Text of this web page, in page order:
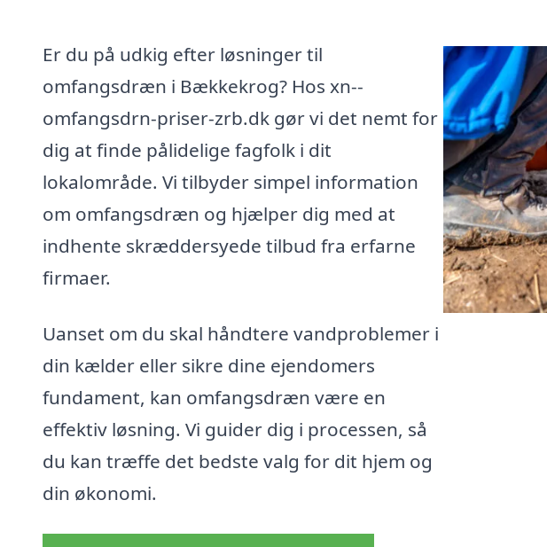
Er du på udkig efter løsninger til
omfangsdræn i Bækkekrog? Hos xn--
omfangsdrn-priser-zrb.dk gør vi det nemt for
dig at finde pålidelige fagfolk i dit
lokalområde. Vi tilbyder simpel information
om omfangsdræn og hjælper dig med at
indhente skræddersyede tilbud fra erfarne
firmaer.
Uanset om du skal håndtere vandproblemer i
din kælder eller sikre dine ejendomers
fundament, kan omfangsdræn være en
effektiv løsning. Vi guider dig i processen, så
du kan træffe det bedste valg for dit hjem og
din økonomi.